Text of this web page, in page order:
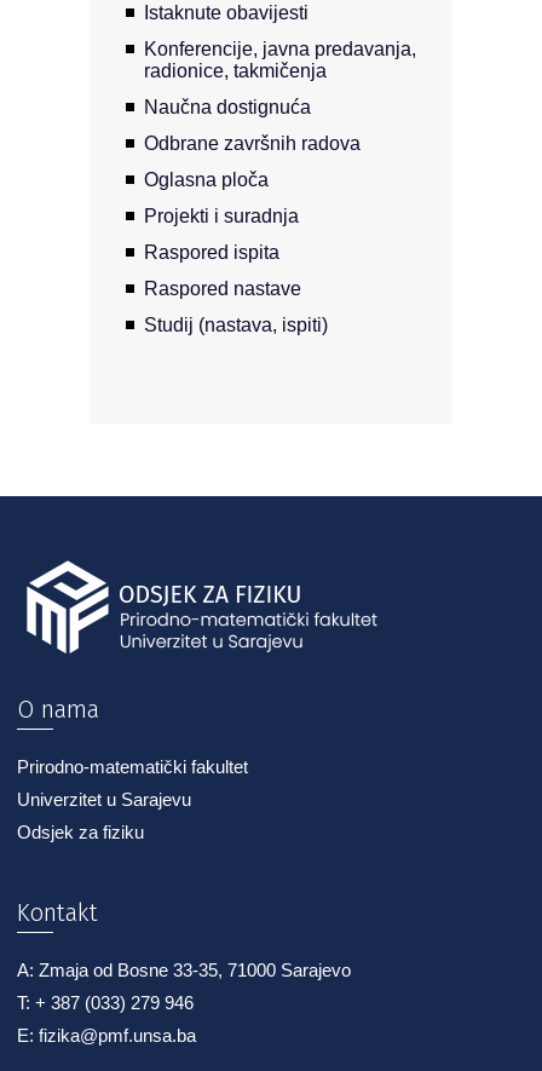
Istaknute obavijesti
Konferencije, javna predavanja,
radionice, takmičenja
Naučna dostignuća
Odbrane završnih radova
Oglasna ploča
Projekti i suradnja
Raspored ispita
Raspored nastave
Studij (nastava, ispiti)
O nama
Prirodno-matematički fakultet
Univerzitet u Sarajevu
Odsjek za fiziku
Kontakt
A: Zmaja od Bosne 33-35, 71000 Sarajevo
T: + 387 (033) 279 946
E: fizika@pmf.unsa.ba